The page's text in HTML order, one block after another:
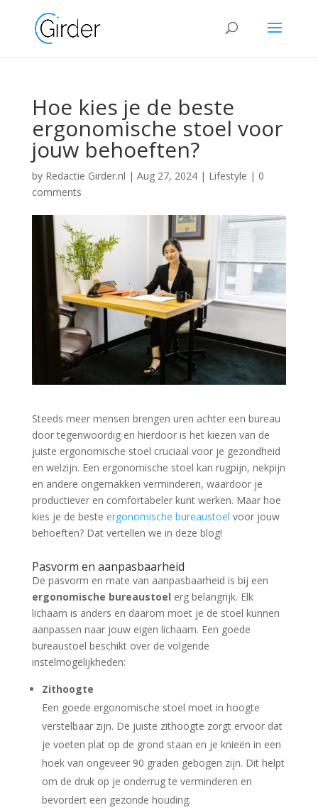
Hoe kies je de beste
ergonomische stoel voor
jouw behoeften?
by Redactie Girder.nl | Aug 27, 2024| Lifestyle | 0
comments
Steeds meer mensen brengen uren achter een bureau
door tegenwoordig en hierdoor is het kiezen van de
juiste ergonomische stoel cruciaal voor je gezondheid
en welzijn. Een ergonomische stoel kan rugpijn, nekpijn
en andere ongemakken verminderen, waardoor je
productiever en comfortabeler kunt werken. Maar hoe
kies je de beste ergonomische bureaustoel voor jouw
behoeften? Dat vertellen we in deze blog!
Pasvorm en aanpasbaarheid
De pasvorm en mate van aanpasbaarheid is bij een
ergonomische bureaustoel erg belangrijk. Elk
lichaam is anders en daarom moet je de stoel kunnen
aanpassen naar jouw eigen lichaam. Een goede
bureaustoel beschikt over de volgende
instelmogelijkheden:
Zithoogte
Een goede ergonomische stoel moet in hoogte
verstelbaar zijn. De juiste zithoogte zorgt ervoor dat
je voeten plat op de grond staan en je knieën in een
hoek van ongeveer 90 graden gebogen zijn. Dit helpt
om de druk op je onderrug te verminderen en
bevordert een gezonde houding.